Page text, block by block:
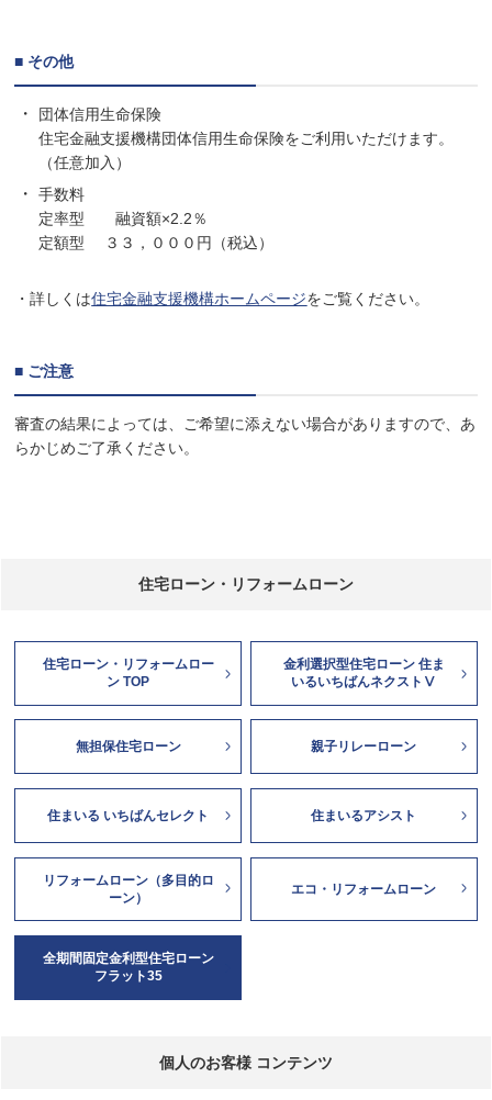
■ その他
団体信用生命保険
住宅金融支援機構団体信用生命保険をご利用いただけます。
（任意加入）
手数料
定率型 融資額×2.2％
定額型 ３３，０００円（税込）
・詳しくは住宅金融支援機構ホームページをご覧ください。
■ ご注意
審査の結果によっては、ご希望に添えない場合がありますので、あ
らかじめご了承ください。
住宅ローン・リフォームローン
住宅ローン・リフォームロー
ン TOP
金利選択型住宅ローン 住ま
いるいちばんネクストⅤ
無担保住宅ローン 親子リレーローン
住まいる いちばんセレクト 住まいるアシスト
リフォームローン（多目的ロ
ーン）
エコ・リフォームローン
全期間固定金利型住宅ローン
フラット35
個人のお客様 コンテンツ